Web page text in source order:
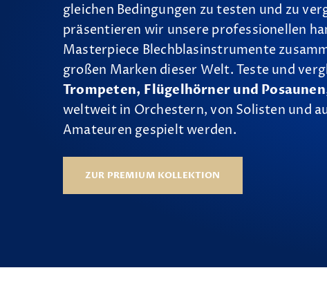
gleichen Bedingungen zu testen und zu
präsentieren wir unsere professionellen
Masterpiece Blechblasinstrumente
großen Marken dieser Welt. Teste und
Trompeten, Flügelhörner und Posaunen
weltweit in Orchestern, von Solisten und
Amateuren gespielt werden.
ZUR PREMIUM KOLLEKTION